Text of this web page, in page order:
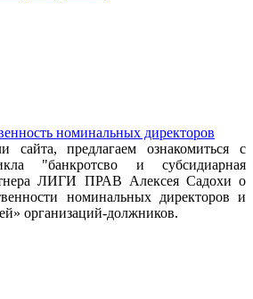
номинальных директоров
сайта, предлагаем ознакомиться с
"банкротсво и субсидиарная
ЛИГИ ПРАВ Алексея Садохи о
номинальных директоров и
организаций-должников.